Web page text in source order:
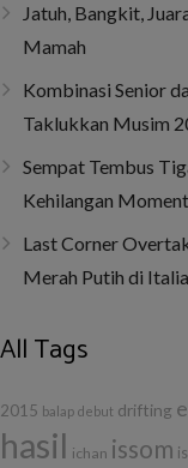
Jatuh, Bangkit,
Mamah
Kombinasi Senior
Taklukkan Musim
Sempat Tembus
Kehilangan
Last Corner
Merah Putih di Italia
All Tags
2015 balap debut drifting
hasil ichan issom